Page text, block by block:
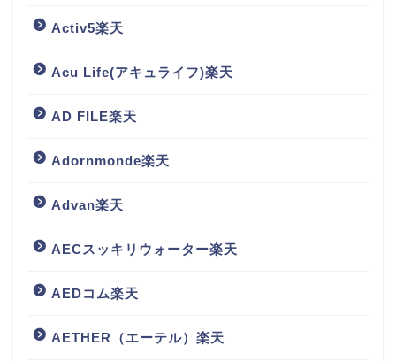
Activ5楽天
Acu Life(アキュライフ)楽天
AD FILE楽天
Adornmonde楽天
Advan楽天
AECスッキリウォーター楽天
AEDコム楽天
AETHER（エーテル）楽天